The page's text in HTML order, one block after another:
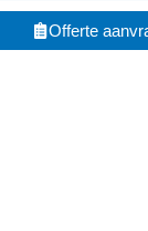
Offerte